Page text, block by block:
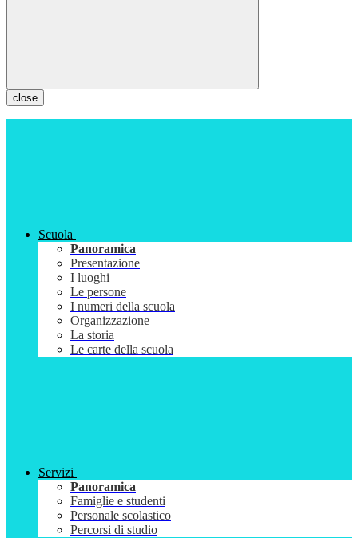
close
Scuola
Panoramica
Presentazione
I luoghi
Le persone
I numeri della scuola
Organizzazione
La storia
Le carte della scuola
Servizi
Panoramica
Famiglie e studenti
Personale scolastico
Percorsi di studio